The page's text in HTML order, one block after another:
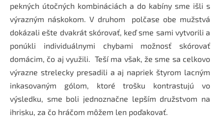
pekných útočných kombináciách a do kabíny sme išli s
výrazným náskokom. V druhom polčase obe mužstvá
dokázali ešte dvakrát skórovať, keď sme sami vytvorili a
ponúkli individuálnymi chybami možnosť skórovať
domácim, čo aj využili. Teší ma však, že sme sa celkovo
výrazne strelecky presadili a aj napriek štyrom lacným
inkasovaným gólom, ktoré trošku kontrastujú vo
výsledku, sme boli jednoznačne lepším družstvom na
ihrisku, za čo hráčom môžem len poďakovať.